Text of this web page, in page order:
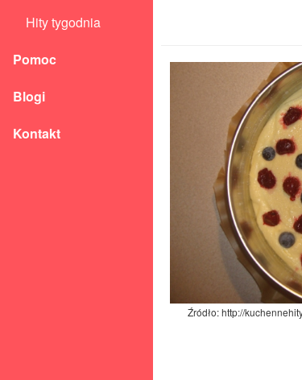
Hity tygodnia
Pomoc
Blogi
Kontakt
Źródło: http://